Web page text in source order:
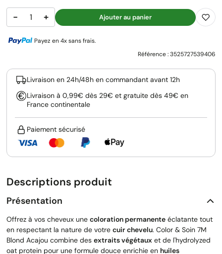
− + Ajouter au panier
Payez en 4x sans frais.
Référence :3525727539406
Livraison en 24h/48h en commandant avant 12h
Livraison à 0,99€ dès 29€ et gratuite dès 49€ en
France continentale
Paiement sécurisé
Descriptions produit
Présentation
Offrez à vos cheveux une coloration permanente éclatante tout
en respectant la nature de votre cuir chevelu. Color & Soin 7M
Blond Acajou combine des extraits végétaux et de l'hydrolyzed
oat protein pour une formule douce enrichie en huiles